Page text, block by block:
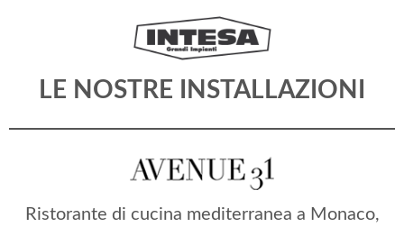
LE NOSTRE INSTALLAZIONI
Ristorante di cucina mediterranea a Monaco,